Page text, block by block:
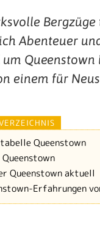
Abenteuer
um
einem für
Queenstown
Queenstown
Queenstown aktuell
Erfahrungen